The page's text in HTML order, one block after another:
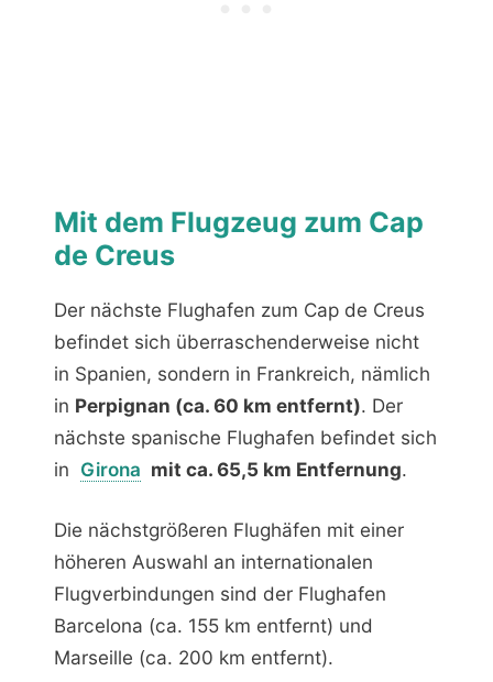
Mit dem Flugzeug zum Cap
de Creus
Der nächste Flughafen zum Cap de Creus
befindet sich überraschenderweise nicht
in Spanien, sondern in Frankreich, nämlich
in Perpignan (ca. 60 km entfernt). Der
nächste spanische Flughafen befindet sich
in Girona mit ca. 65,5 km Entfernung.
Die nächstgrößeren Flughäfen mit einer
höheren Auswahl an internationalen
Flugverbindungen sind der Flughafen
Barcelona (ca. 155 km entfernt) und
Marseille (ca. 200 km entfernt).